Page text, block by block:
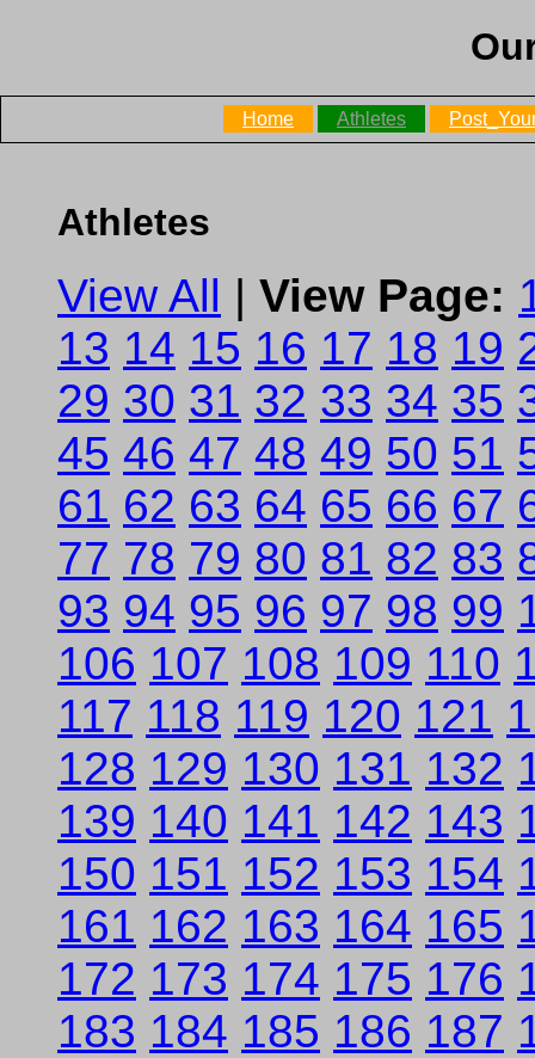
Home Athletes
Athletes
View All | View Page:
13 14 15 16 17 18 19
29 30 31 32 33 34 35
45 46 47 48 49 50 51
61 62 63 64 65 66 67
77 78 79 80 81 82 83
93 94 95 96 97 98 99
106 107 108 109 110
117 118 119 120 121
128 129 130 131 132
139 140 141 142 143
150 151 152 153 154
161 162 163 164 165
172 173 174 175 176
183 184 185 186 187